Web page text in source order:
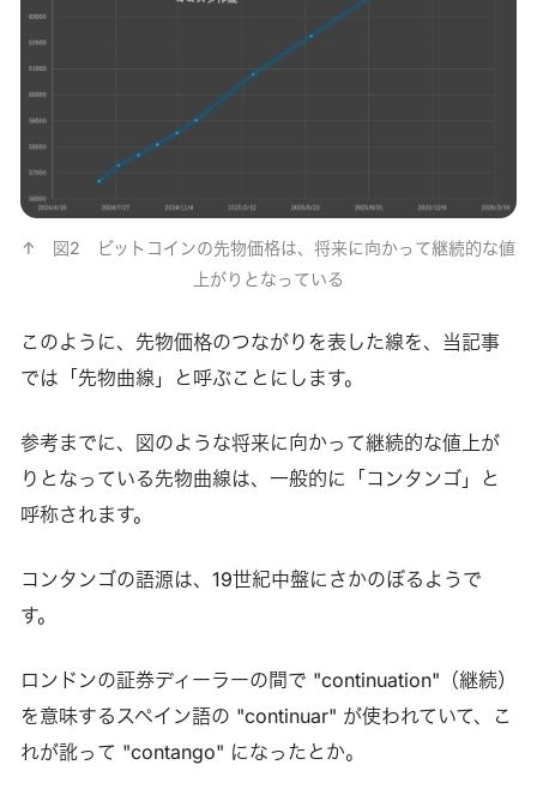
↑　図2　ビットコインの先物価格は、将来に向かって継続的な値
上がりとなっている
このように、先物価格のつながりを表した線を、当記事
では「先物曲線」と呼ぶことにします。
参考までに、図のような将来に向かって継続的な値上が
りとなっている先物曲線は、一般的に「コンタンゴ」と
呼称されます。
コンタンゴの語源は、19世紀中盤にさかのぼるようで
す。
ロンドンの証券ディーラーの間で "continuation"（継続）
を意味するスペイン語の "continuar" が使われていて、こ
れが訛って "contango" になったとか。